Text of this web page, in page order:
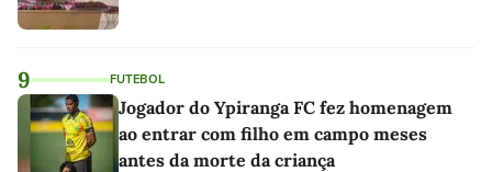
9 FUTEBOL
Jogador do Ypiranga FC fez homenagem
ao entrar com filho em campo meses
antes da morte da criança